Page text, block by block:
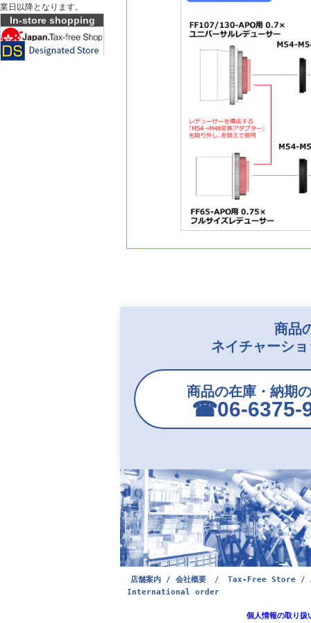
業日以降となります。
In-store shopping
商品
ネイチャーシ
商品の在庫・納期
☎︎06-6375-
店舗案内 / 会社概要 /
Tax-Free Store /
International order
個人情報の取り扱